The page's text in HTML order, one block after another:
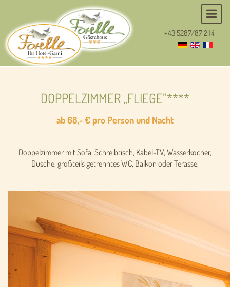
+43 5287/87 2 14
DOPPELZIMMER „FLIEGE”****
ab 68,- € pro Person und Nacht
Doppelzimmer mit Sofa, Schreibtisch, Kabel-TV, Wasserkocher,
Dusche, großteils getrenntes WC, Balkon oder Terasse,